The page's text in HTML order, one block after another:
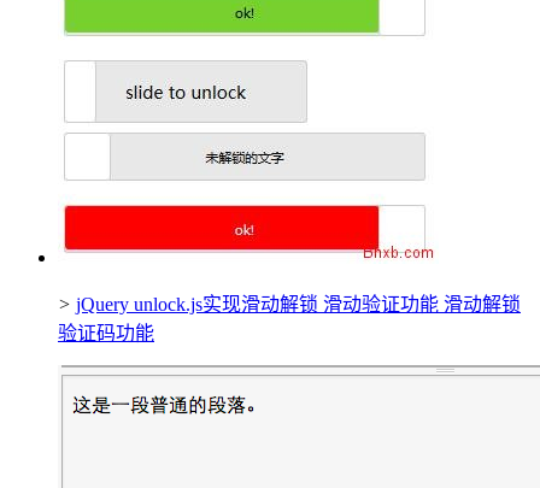
> jQuery unlock.js实现滑动解锁 滑动验证功能 滑动解锁
验证码功能